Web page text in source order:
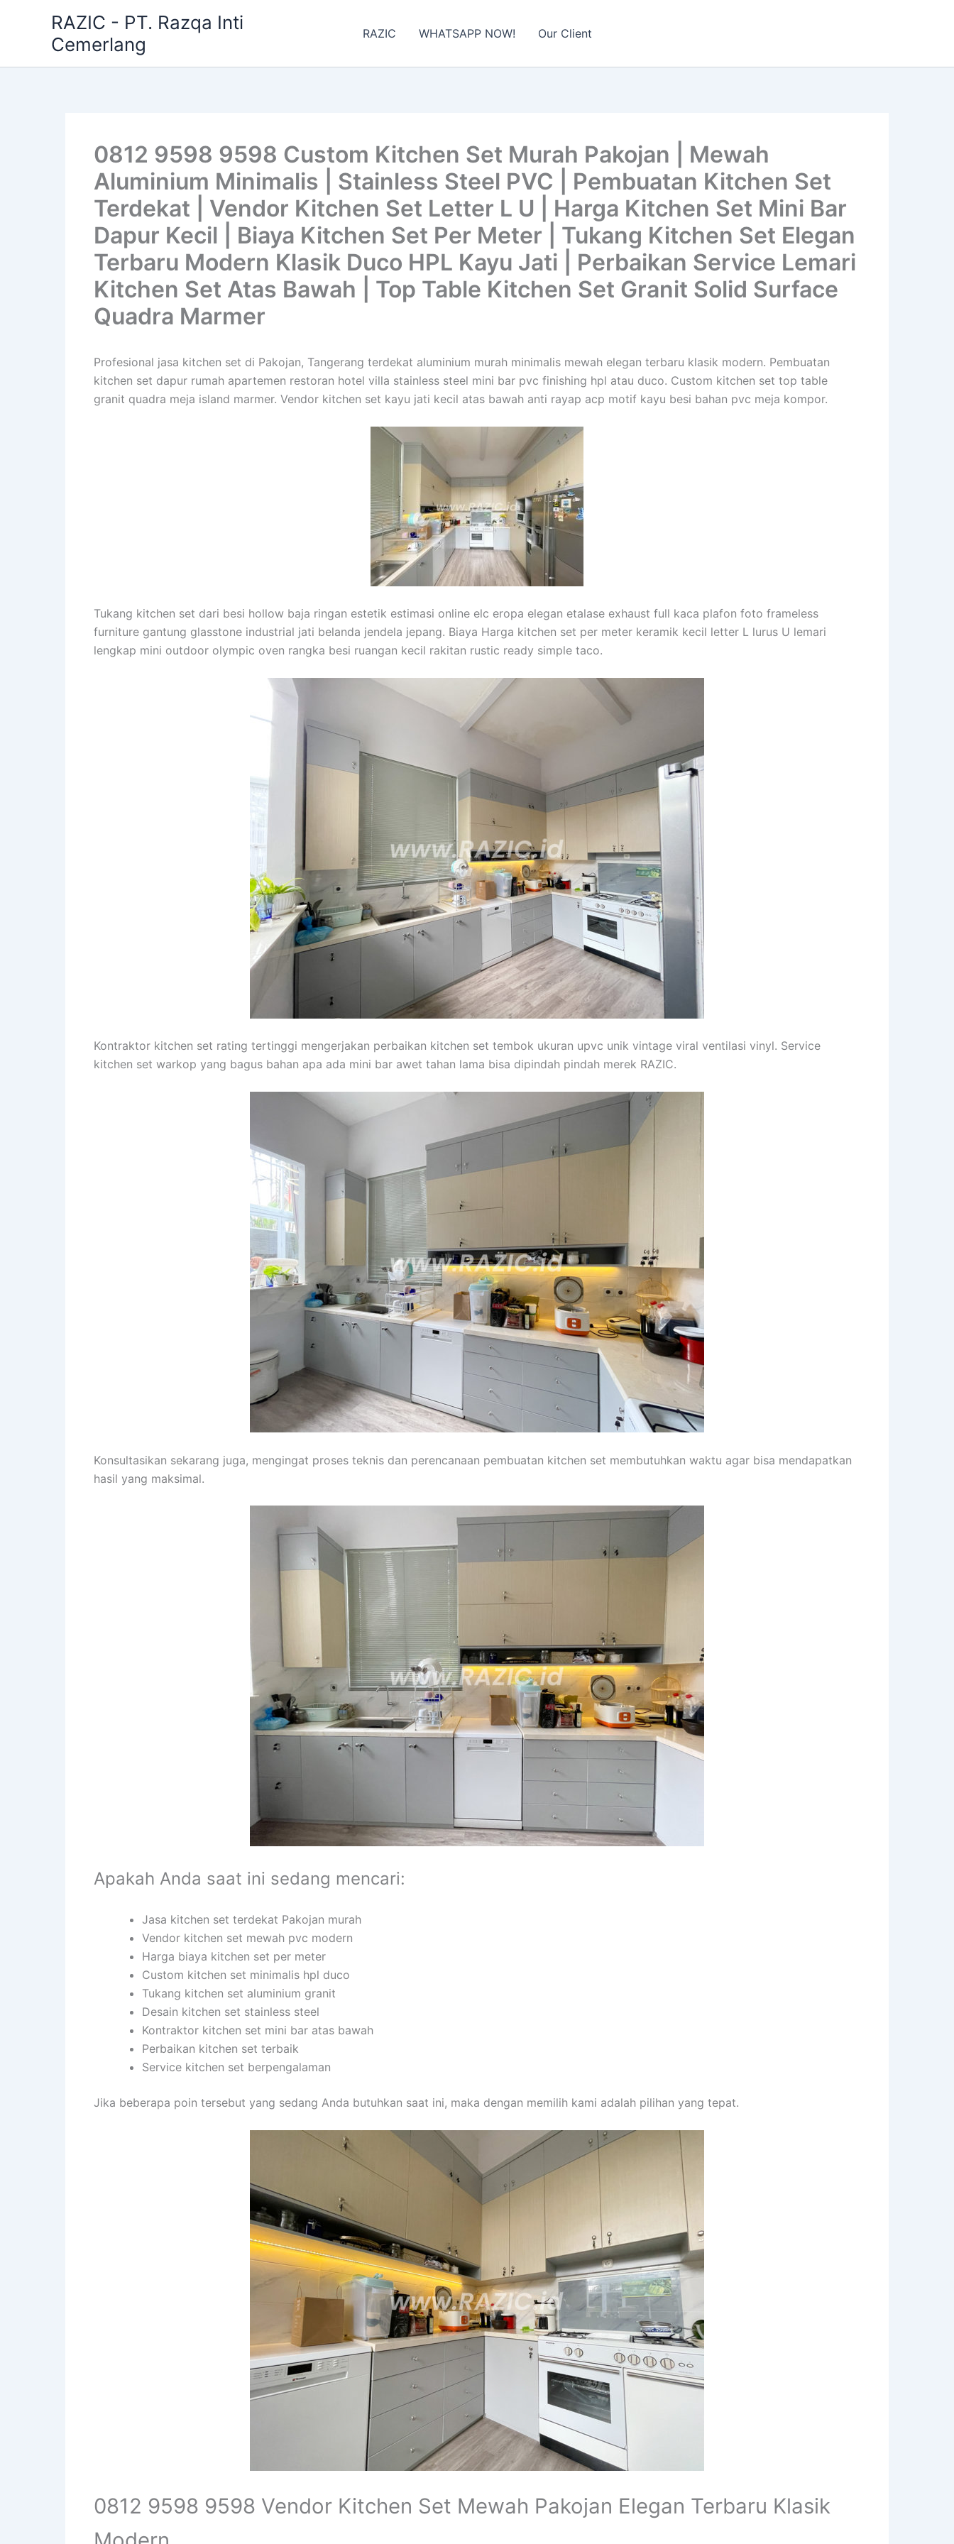
RAZIC - PT. Razqa Inti
Cemerlang
RAZIC WHATSAPP NOW! Our Client
0812 9598 9598 Custom Kitchen Set Murah Pakojan | Mewah
Aluminium Minimalis | Stainless Steel PVC | Pembuatan Kitchen Set
Terdekat | Vendor Kitchen Set Letter L U | Harga Kitchen Set Mini Bar
Dapur Kecil | Biaya Kitchen Set Per Meter | Tukang Kitchen Set Elegan
Terbaru Modern Klasik Duco HPL Kayu Jati | Perbaikan Service Lemari
Kitchen Set Atas Bawah | Top Table Kitchen Set Granit Solid Surface
Quadra Marmer
Profesional jasa kitchen set di Pakojan, Tangerang terdekat aluminium murah minimalis mewah elegan terbaru klasik modern. Pembuatan
kitchen set dapur rumah apartemen restoran hotel villa stainless steel mini bar pvc finishing hpl atau duco. Custom kitchen set top table
granit quadra meja island marmer. Vendor kitchen set kayu jati kecil atas bawah anti rayap acp motif kayu besi bahan pvc meja kompor.
Tukang kitchen set dari besi hollow baja ringan estetik estimasi online elc eropa elegan etalase exhaust full kaca plafon foto frameless
furniture gantung glasstone industrial jati belanda jendela jepang. Biaya Harga kitchen set per meter keramik kecil letter L lurus U lemari
lengkap mini outdoor olympic oven rangka besi ruangan kecil rakitan rustic ready simple taco.
Kontraktor kitchen set rating tertinggi mengerjakan perbaikan kitchen set tembok ukuran upvc unik vintage viral ventilasi vinyl. Service
kitchen set warkop yang bagus bahan apa ada mini bar awet tahan lama bisa dipindah pindah merek RAZIC.
Konsultasikan sekarang juga, mengingat proses teknis dan perencanaan pembuatan kitchen set membutuhkan waktu agar bisa mendapatkan
hasil yang maksimal.
Apakah Anda saat ini sedang mencari:
Jasa kitchen set terdekat Pakojan murah
Vendor kitchen set mewah pvc modern
Harga biaya kitchen set per meter
Custom kitchen set minimalis hpl duco
Tukang kitchen set aluminium granit
Desain kitchen set stainless steel
Kontraktor kitchen set mini bar atas bawah
Perbaikan kitchen set terbaik
Service kitchen set berpengalaman
Jika beberapa poin tersebut yang sedang Anda butuhkan saat ini, maka dengan memilih kami adalah pilihan yang tepat.
0812 9598 9598 Vendor Kitchen Set Mewah Pakojan Elegan Terbaru Klasik